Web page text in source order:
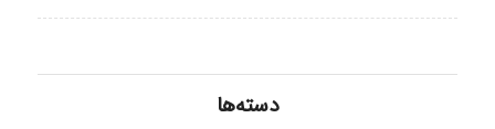
دسته‌ها